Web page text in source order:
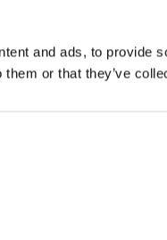
and ads, to provide
them or that they’ve